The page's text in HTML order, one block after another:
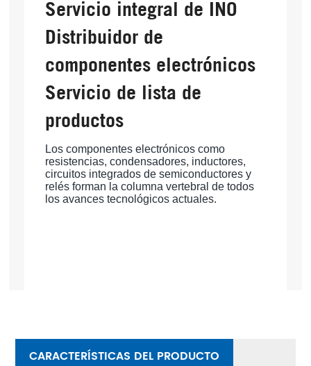
Servicio integral de INO
Distribuidor de
componentes electrónicos
Servicio de lista de
productos
Los componentes electrónicos como
resistencias, condensadores, inductores,
circuitos integrados de semiconductores y
relés forman la columna vertebral de todos
los avances tecnológicos actuales.
CARACTERÍSTICAS DEL PRODUCTO